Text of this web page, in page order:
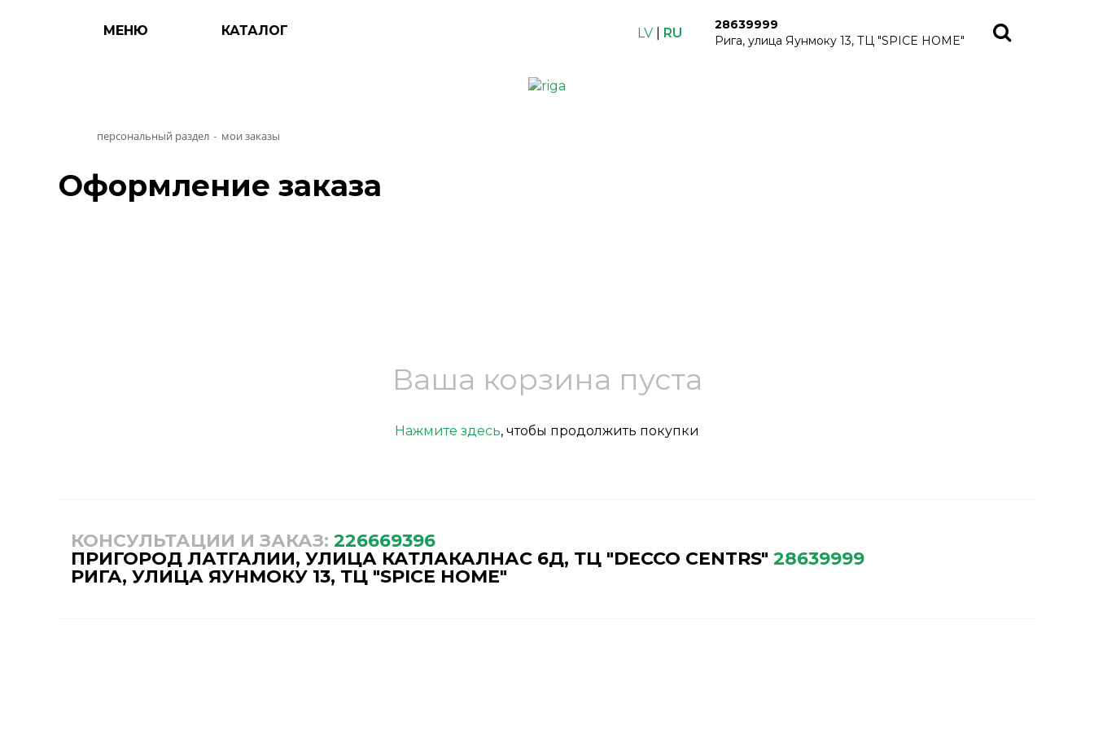
28639999
Рига, улица Яунмоку 13, ТЦ "SPICE HOME"
LV RU
МЕНЮ КАТАЛОГ
персональный раздел - мои заказы
Оформление заказа
Ваша корзина пуста
Нажмите здесь, чтобы продолжить покупки
КОНСУЛЬТАЦИИ И ЗАКАЗ: 226669396
ПРИГОРОД ЛАТГАЛИИ, УЛИЦА КАТЛАКАЛНАС 6Д, ТЦ "DECCO CENTRS" 28639999
РИГА, УЛИЦА ЯУНМОКУ 13, ТЦ "SPICE HOME"